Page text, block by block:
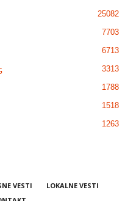
25082
7703
6713
3313
1788
1518
1263
VESTI
LOKALNE VESTI